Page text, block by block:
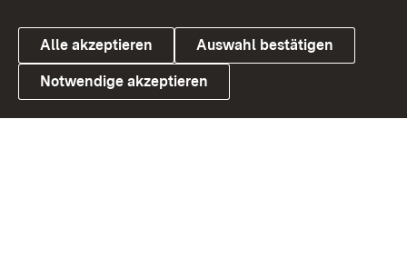
Link zum Landesportal
Alle akzeptieren Auswahl bestätigen
Notwendige akzeptieren